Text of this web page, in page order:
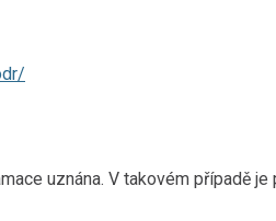
uznána. V takovém případě je